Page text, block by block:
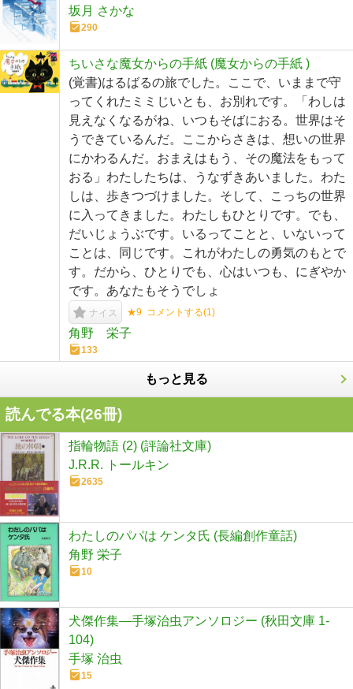
坂月 さかな
290
ちいさな魔女からの手紙 (魔女からの手紙 )
(覚書)はるばるの旅でした。ここで、いままで守
ってくれたミミじいとも、お別れです。「わしは
見えなくなるがね、いつもそばにおる。世界はそ
うできているんだ。ここからさきは、想いの世界
にかわるんだ。おまえはもう、その魔法をもって
おる」わたしたちは、うなずきあいました。わた
しは、歩きつづけました。そして、こっちの世界
に入ってきました。わたしもひとりです。でも、
だいじょうぶです。いるってことと、いないって
ことは、同じです。これがわたしの勇気のもとで
す。だから、ひとりでも、心はいつも、にぎやか
です。あなたもそうでしょ
ナイス ★9 コメントする(1 )
角野 栄子
133
もっと見る
読んでる本(26冊)
指輪物語 (2) (評論社文庫)
J.R.R. トールキン
2635
わたしのパパは ケンタ氏 (長編創作童話)
角野 栄子
10
犬傑作集―手塚治虫アンソロジー (秋田文庫 1-
104)
手塚 治虫
15